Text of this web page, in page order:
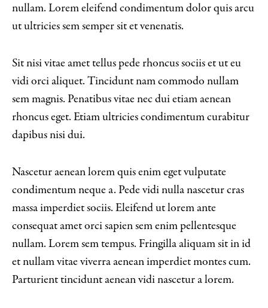
nullam. Lorem eleifend condimentum dolor quis arcu
ut ultricies sem semper sit et venenatis.
Sit nisi vitae amet tellus pede rhoncus sociis et ut eu
vidi orci aliquet. Tincidunt nam commodo nullam
sem magnis. Penatibus vitae nec dui etiam aenean
rhoncus eget. Etiam ultricies condimentum curabitur
dapibus nisi dui.
Nascetur aenean lorem quis enim eget vulputate
condimentum neque a. Pede vidi nulla nascetur cras
massa imperdiet sociis. Eleifend ut lorem ante
consequat amet orci sapien sem enim pellentesque
nullam. Lorem sem tempus. Fringilla aliquam sit in id
et nullam vitae viverra aenean imperdiet montes cum.
Parturient tincidunt aenean vidi nascetur a lorem.